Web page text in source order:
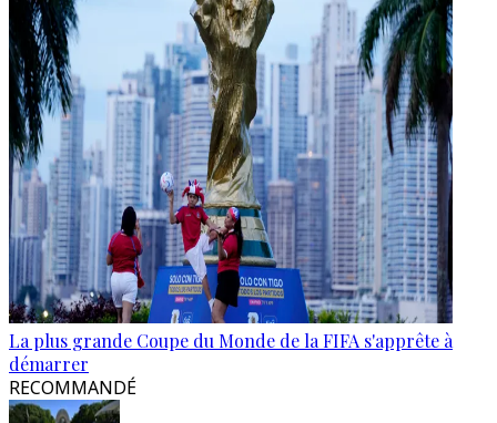
La plus grande Coupe du Monde de la FIFA s'apprête à
démarrer
RECOMMANDÉ